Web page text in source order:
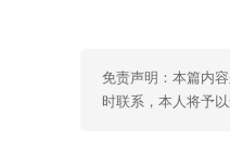
免责声明：本篇内
时联系，本人将予以